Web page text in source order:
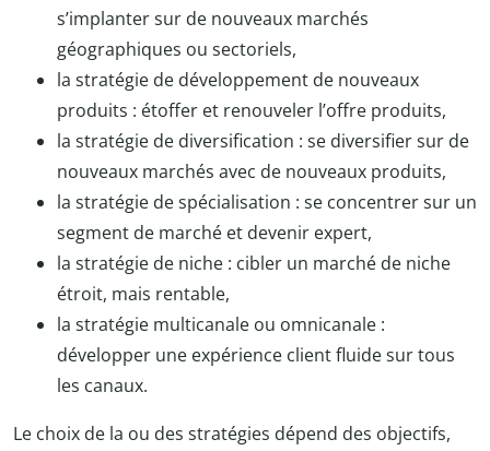
s’implanter sur de nouveaux marchés
géographiques ou sectoriels,
la stratégie de développement de nouveaux
produits : étoffer et renouveler l’offre produits,
la stratégie de diversification : se diversifier sur de
nouveaux marchés avec de nouveaux produits,
la stratégie de spécialisation : se concentrer sur un
segment de marché et devenir expert,
la stratégie de niche : cibler un marché de niche
étroit, mais rentable,
la stratégie multicanale ou omnicanale :
développer une expérience client fluide sur tous
les canaux.
Le choix de la ou des stratégies dépend des objectifs,